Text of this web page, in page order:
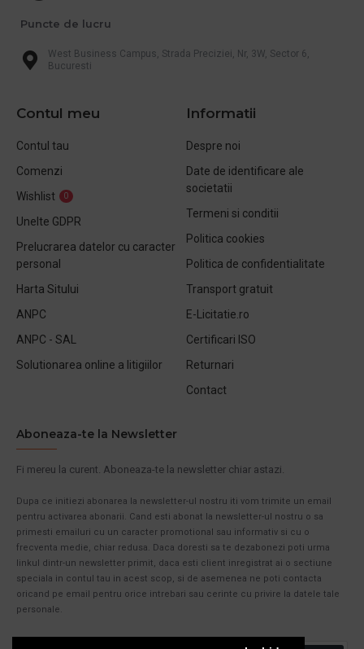
Puncte de lucru
West Business Campus, Strada Preciziei, Nr, 3W, Sector 6,
Bucuresti
Contul meu
Contul tau
Comenzi
Wishlist
0
Unelte GDPR
Prelucrarea datelor cu caracter
personal
Harta Sitului
ANPC
ANPC - SAL
Solutionarea online a litigiilor
Informatii
Despre noi
Date de identificare ale
societatii
Termeni si conditii
Politica cookies
Politica de confidentialitate
Transport gratuit
E-Licitatie.ro
Certificari ISO
Returnari
Contact
Aboneaza-te la Newsletter
Fi mereu la curent. Aboneaza-te la newsletter chiar astazi.
Dupa ce initiezi abonarea la newsletter-ul nostru iti vom trimite un email
pentru activarea abonarii. Cand esti abonat la newsletter-ul nostru o sa
primesti emailuri cu un caracter promotional sau informativ si cu o
frecventa medie, chiar redusa. Daca doresti sa te dezabonezi poti urma
linkul dintr-un newsletter primit, daca esti client inregistrat ai o sectiune
speciala in contul tau in acest scop, si de asemenea ne poti contacta
oricand pe email pentru orice intrebari sau cerinte cu privire la datele tale
personale.